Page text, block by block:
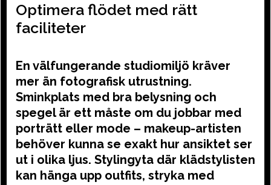
Optimera flödet med rätt
faciliteter
En välfungerande studiomiljö kräver
mer än fotografisk utrustning.
Sminkplats med bra belysning och
spegel är ett måste om du jobbar med
porträtt eller mode – makeup-artisten
behöver kunna se exakt hur ansiktet ser
ut i olika ljus. Stylingyta där klädstylisten
kan hänga upp outfits, stryka med